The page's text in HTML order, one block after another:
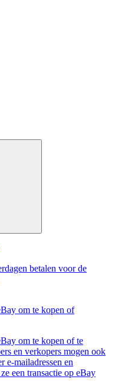
betalen voor de
om te kopen of
om te kopen of te
en verkopers mogen ook
e-mailadressen en
een transactie op eBay